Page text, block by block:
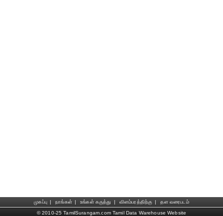
முகப்பு | நாங்கள் | உங்கள் கருத்து | விளம்பரத்திற்கு |
தள வரைபடம்
© 2010-25 TamilSurangam.com Tamil Data Warehouse Website